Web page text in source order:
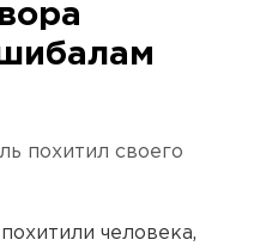
похитил своего
человека,